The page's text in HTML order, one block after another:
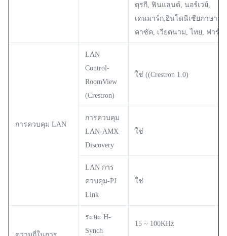
ตุรกี, ฟินแลนด์, นอร์เวย์,
เดนมาร์ก,อินโดนีเซียภาษาฮัง
คาซัค, เวียดนาม, ไทย, ฟาร์ซี
การควบคุม LAN
LAN
Control-
RoomView
(Crestron)
ใช่ ((Crestron 1.0)
การควบคุม
LAN-AMX
Discovery
ใช่
LAN การ
ควบคุม-PJ
Link
ใช่
ระยะ H-
Synch
15 ~ 100KHz